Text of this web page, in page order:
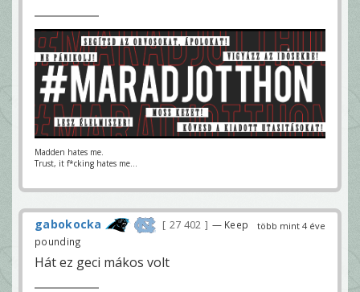
Madden hates me.
Trust, it f*cking hates me...
több mint 4 éve
gabokocka 27 402
— Keep
pounding
Hát ez geci mákos volt